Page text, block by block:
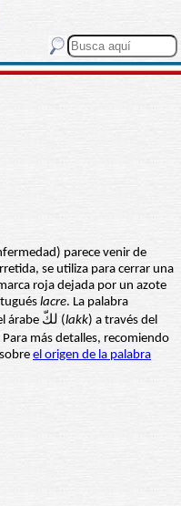
parece venir de
se utiliza para cerrar una
roja dejada por un azote
lacre. La palabra
y este del árabe لكّ (lakk) a través del
Para más detalles, recomiendo
el origen de la palabra